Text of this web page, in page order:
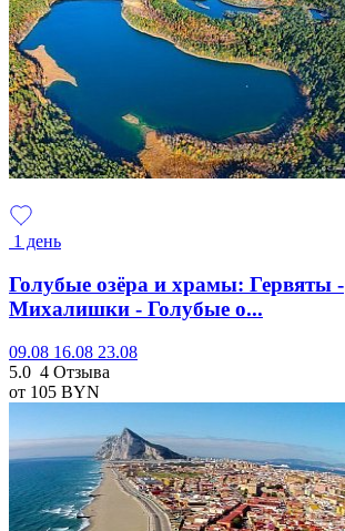
1 день
Голубые озёра и храмы: Гервяты -
Михалишки - Голубые о...
09.08 16.08 23.08
5.0 4 Отзыва
от 105 BYN